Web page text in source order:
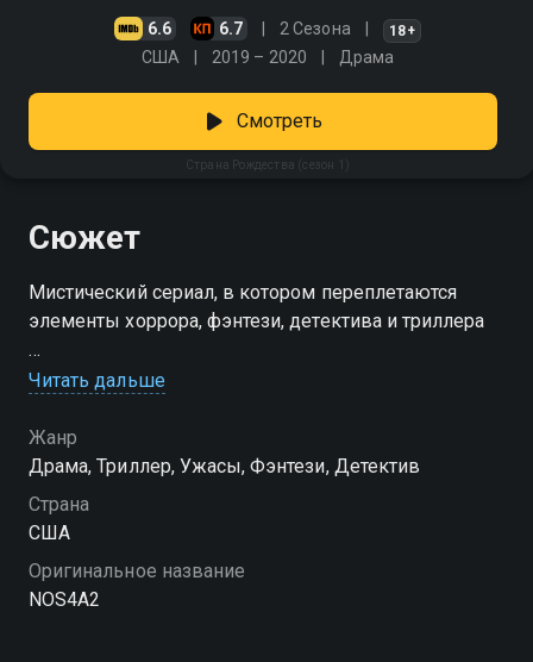
6.6 6.7 2 Сезона 18+
США 2019 – 2020 Драма
Страна Рождества (сезон 1)
Смотреть
Сюжет
Мистический сериал, в котором переплетаются
элементы хоррора, фэнтези, детектива и триллера
Посмотреть онлайн 1 сезон сериала Страна
хорошем HD качестве на Смотрёшке
Читать дальше
Жанр
Драма, Триллер, Ужасы, Фэнтези, Детектив
Страна
США
Оригинальное название
NOS4A2